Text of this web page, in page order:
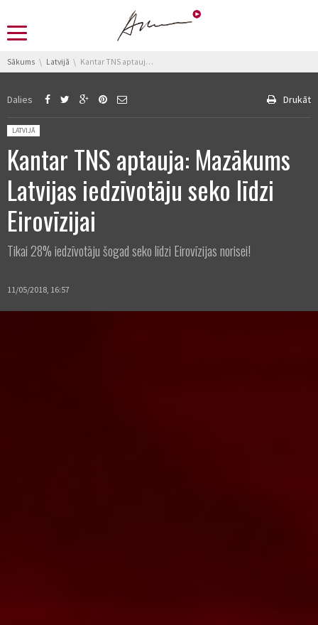
You are here:
Sākums Latvijā Kantar TNS aptauja: Mazākums Latvijas iedzīvotāju seko līdzi Eirovīzijai
Dalies Drukāt
Posted in:
LATVIJĀ
Kantar TNS aptauja: Mazākums
Latvijas iedzīvotāju seko līdzi
Eirovīzijai
Tikai 28% iedzīvotāju šogad seko līdzi Eirovīzijas norisei!
11/05/2018, 16:57